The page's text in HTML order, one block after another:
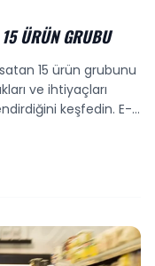
ÜRÜN GRUBU
15 ürün grubunu
ve ihtiyaçları
keşfedin. E-